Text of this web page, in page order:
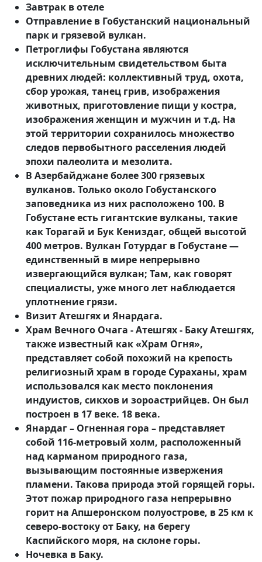
Завтрак в отеле
Отправление в Гобустанский национальный
парк и грязевой вулкан.
Петроглифы Гобустана являются
исключительным свидетельством быта
древних людей: коллективный труд, охота,
сбор урожая, танец грив, изображения
животных, приготовление пищи у костра,
изображения женщин и мужчин и т.д. На
этой территории сохранилось множество
следов первобытного расселения людей
эпохи палеолита и мезолита.
В Азербайджане более 300 грязевых
вулканов. Только около Гобустанского
заповедника из них расположено 100. В
Гобустане есть гигантские вулканы, такие
как Торагай и Бук Кениздаг, общей высотой
400 метров. Вулкан Готурдаг в Гобустане —
единственный в мире непрерывно
извергающийся вулкан; Там, как говорят
специалисты, уже много лет наблюдается
уплотнение грязи.
Визит Атешгях и Янардага.
Храм Вечного Очага - Атешгях - Баку Атешгях,
также известный как «Храм Огня»,
представляет собой похожий на крепость
религиозный храм в городе Сураханы, храм
использовался как место поклонения
индуистов, сикхов и зороастрийцев. Он был
построен в 17 веке. 18 века.
Янардаг – Огненная гора – представляет
собой 116-метровый холм, расположенный
над карманом природного газа,
вызывающим постоянные извержения
пламени. Такова природа этой горящей горы.
Этот пожар природного газа непрерывно
горит на Апшеронском полуострове, в 25 км к
северо-востоку от Баку, на берегу
Каспийского моря, на склоне горы.
Ночевка в Баку.